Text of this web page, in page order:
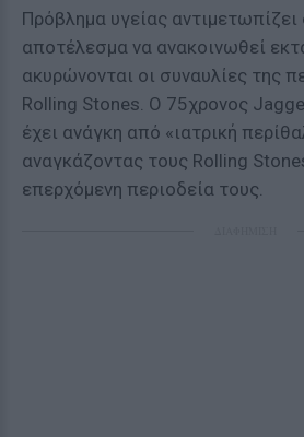
Πρόβλημα υγείας
αποτέλεσμα να ανακοινωθεί
ακυρώνονται οι συναυλίες της
Rolling Stones. Ο 75χρονος
έχει ανάγκη από «ιατρική
αναγκάζοντας τους Rolling
επερχόμενη περιοδεία τους.